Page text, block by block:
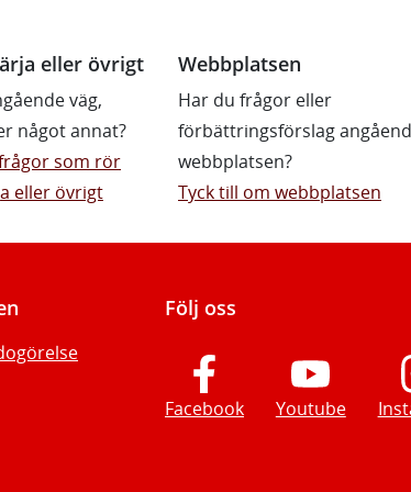
eller övrigt
väg,
något annat?
som rör
eller övrigt
Webbplatsen
Har du frågor eller
förbättringsförslag
webbplatsen?
Tyck till om webbplatsen
Följ oss
Facebook Youtube